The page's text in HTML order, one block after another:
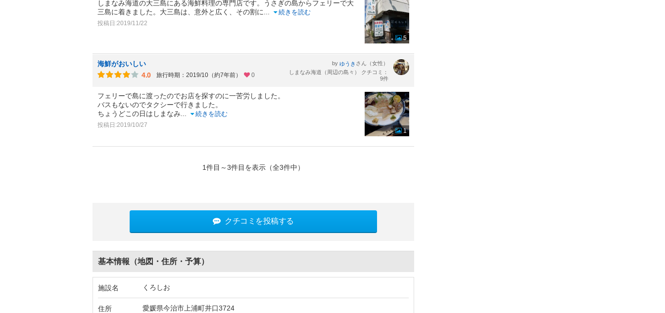
しまなみ海道の大三島にある海鮮料理の専門店です。うさぎの島からフェリーで大
三島に着きました。大三島は、意外と広く、その割に
続きを読む
投稿日:2019/11/22
5
海鮮がおいしい
4.0
旅行時期：2019/10（約7年前） 0
by ゆうき さん（女性）
しまなみ海道（周辺の島々） クチコミ：
9件
フェリーで島に渡ったのでお店を探すのに一苦労しました。
バスもないのでタクシーで行きました。
ちょうどこの日はしまなみ
続きを読む
投稿日:2019/10/27
1
1件目～3件目を表示（全3件中）
クチコミを投稿する
基本情報（地図・住所・予算）
施設名 くろしお
住所 愛媛県今治市上浦町井口3724